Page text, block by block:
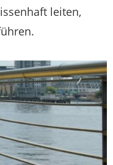
leiten,